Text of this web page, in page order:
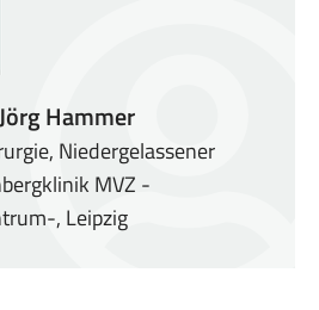
Hammer
Niedergelassener
MVZ -
, Leipzig